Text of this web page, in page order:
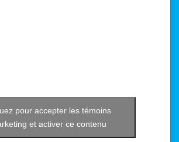
pour accepter les témoins
et activer ce contenu